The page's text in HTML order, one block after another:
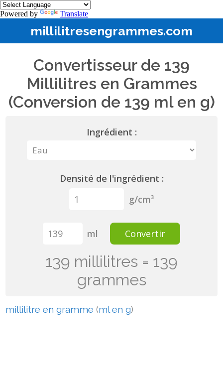
Powered by Translate
millilitresengrammes.com
Convertisseur de 139
Millilitres en Grammes
(Conversion de 139 ml en g)
Ingrédient :
Densité de l'ingrédient :
g/cm³
ml Convertir
139 millilitres = 139
grammes
millilitre en gramme (ml en g)